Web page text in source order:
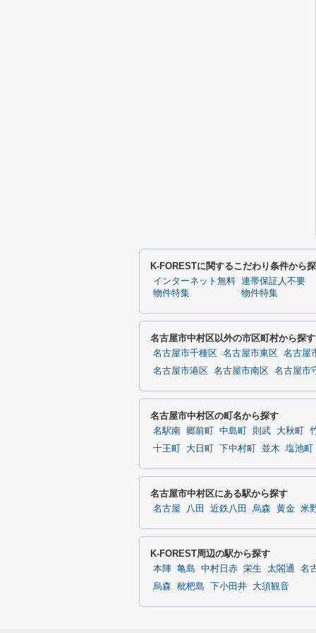
K-FORESTに関するこだわり条件から
インターネット無料
物件特集
連帯保証人不要
物件特集
名古屋市中村区以外の市区町村から探す
名古屋市千種区 名古屋市東区
名古屋
名古屋市港区
名古屋市南区 名古屋市
名古屋市中村区の町名から探す
名駅南 郷前町 中島町 則武 大秋町
十王町
大日町 下中村町 並木 塩池町
名古屋市中村区にある駅から探す
名古屋 八田 近鉄八田 烏森 黄金 米
K-FOREST周辺の駅から探す
本陣 亀島 中村日赤 栄生 太閤通
名
烏森
枇杷島 下小田井 大須観音